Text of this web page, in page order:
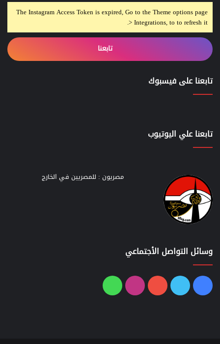
The Instagram Access Token is expired, Go to the Theme options page
> Integrations, to to refresh it.
تابعنا
تابعنا على فيسبوك
تابعنا علي اليوتيوب
مصريون : للمصريين في الخارج
وسائل التواصل الأجتماعي
فيسبوك
تويتر يوتيوبانستقرامواتساب